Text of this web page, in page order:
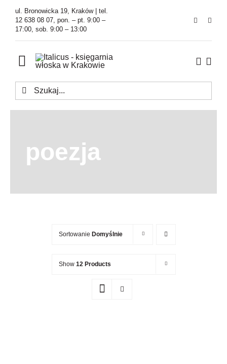
Przejdź
zawartości
ul. Bronowicka 19, Kraków | tel.
12 638 08 07, pon. – pt. 9:00 –
17:00, sob. 9:00 – 13:00
Toggle
Navigation
Księgarnia
Tłumaczenia
Newsletter
Szukaj
poezja
Sortowanie Domyślnie
Show 12 Products